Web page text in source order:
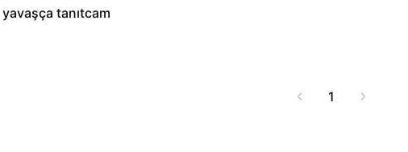
6
yavaşça tanıtcam
1